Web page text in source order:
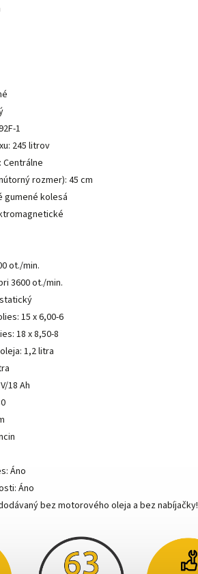
1
245 litrov
Centrálne
rozmer): 45 cm
gumené kolesá
ot./min.
3600 ot./min.
15 x 6,00-6
18 x 8,50-8
1,2 litra
18 Ah
Áno
Áno
bez motorového oleja a bez nabíjačky!